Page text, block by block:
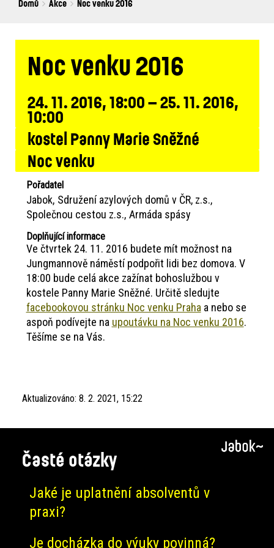
Breadcrumbs
You
Domů Akce Noc venku 2016
Noc venku 2016
24. 11. 2016, 18:00 – 25. 11. 2016,
10:00
kostel Panny Marie Sněžné
Noc venku
Pořadatel
Jabok Sdružení azylových domů v ČR, z.s.
Společnou cestou z.s. Armáda spásy
Doplňující informace
Ve čtvrtek 24. 11. 2016 budete mít možnost na
Jungmannově náměstí podpořit lidi bez domova. V
18:00 bude celá akce zažínat bohoslužbou v
kostele Panny Marie Sněžné. Určitě sledujte
facebookovou stránku Noc venku Praha a nebo se
aspoň podívejte na upoutávku na Noc venku 2016.
Těšíme se na Vás.
Aktualizováno: 8. 2. 2021, 15:22
Časté otázky
Jaké je uplatnění absolventů v
praxi?
Je docházka do výuky povinná?